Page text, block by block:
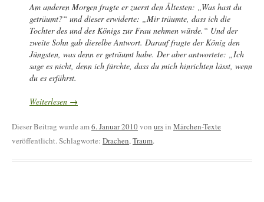
Am anderen Morgen fragte er zuerst den Ältesten: „Was hast du
geträumt?“ und dieser erwiderte: „Mir träumte, dass ich die
Tochter des und des Königs zur Frau nehmen würde.“ Und der
zweite Sohn gab dieselbe Antwort. Darauf fragte der König den
Jüngsten, was denn er geträumt habe. Der aber antwortete: „Ich
sage es nicht, denn ich fürchte, dass du mich hinrichten lässt, wenn
du es erfährst.
Weiterlesen →
Dieser Beitrag wurde am6. Januar 2010von ursin Märchen-Texte
veröffentlicht. Schlagworte: Drachen,Traum.